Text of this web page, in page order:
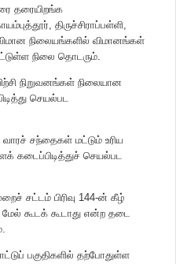
தரையிறங்க
திருச்சிராப்பள்ளி,
நிலையங்களில் விமானங்கள்
நிலை தொடரும்.
நிறுவனங்கள் நிலையான
செயல்பட
சந்தைகள் மட்டும் உரிய
கடைப்பிடித்துச் செயல்பட
சட்டம் பிரிவு 144-ன் கீழ்
கூடக் கூடாது என்ற தடை
பகுதிகளில் தற்போதுள்ள